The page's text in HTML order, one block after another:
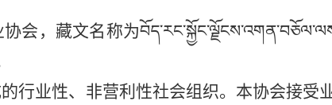
会 ， 藏文名称为
行业性、非营利性社会组织。本协会接受